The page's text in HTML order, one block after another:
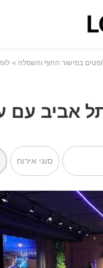
במישור החוף והשפלה
אביב עם
סוגי אירוח